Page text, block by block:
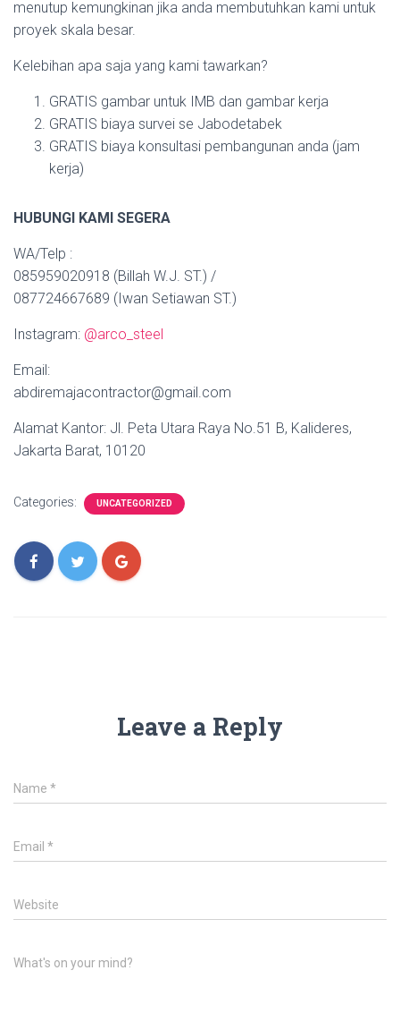
menutup kemungkinan jika anda membutuhkan kami untuk
proyek skala besar.
Kelebihan apa saja yang kami tawarkan?
GRATIS gambar untuk IMB dan gambar kerja
GRATIS biaya survei se Jabodetabek
GRATIS biaya konsultasi pembangunan anda (jam
kerja)
HUBUNGI KAMI SEGERA
WA/Telp :
085959020918 (Billah W.J. ST.) /
087724667689 (Iwan Setiawan ST.)
Instagram: @arco_steel
Email:
abdiremajacontractor@gmail.com
Alamat Kantor: Jl. Peta Utara Raya No.51 B, Kalideres,
Jakarta Barat, 10120
Categories: UNCATEGORIZED
Leave a Reply
Name *
Email *
Website
What's on your mind?